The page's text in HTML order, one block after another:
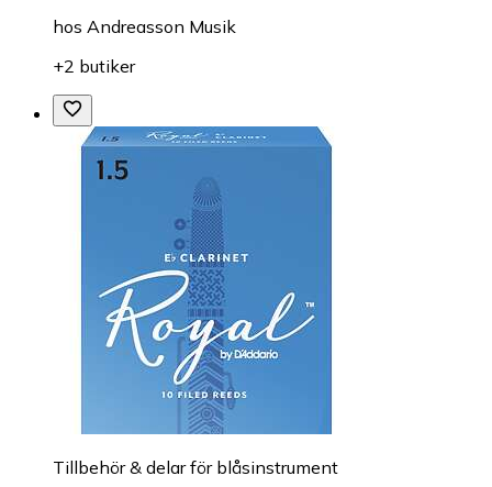
hos Andreasson Musik
+2 butiker
Tillbehör & delar för blåsinstrument